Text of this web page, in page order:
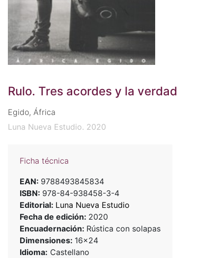
Rulo. Tres acordes y la verdad
Egido, África
Luna Nueva Estudio. 2020
Ficha técnica
EAN: 9788493845834
ISBN: 978-84-938458-3-4
Editorial: Luna Nueva Estudio
Fecha de edición: 2020
Encuadernación: Rústica con solapas
Dimensiones: 16x24
Idioma: Castellano